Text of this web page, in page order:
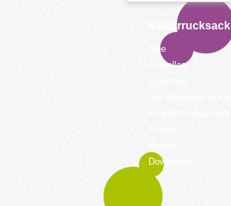
Kulturrucksack
Idee
Aktuelles
Downloads